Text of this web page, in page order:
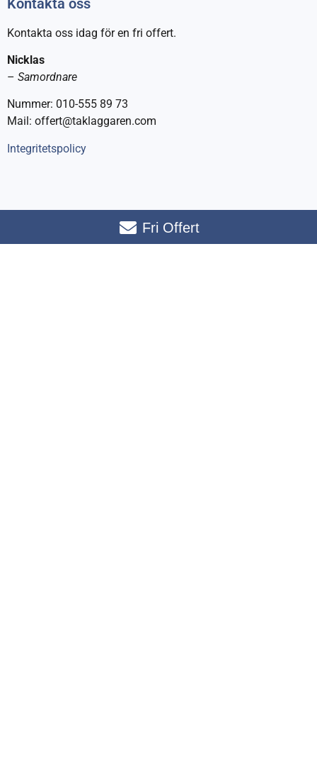
Kontakta oss idag för en fri offert.
Nicklas
– Samordnare
Nummer: 010-555 89 73
Mail: offert@taklaggaren.com
Integritetspolicy
Fri Offert